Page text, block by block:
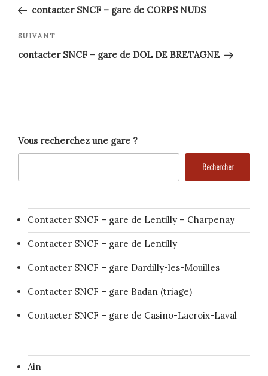
de
l’article
précédent
contacter SNCF – gare de CORPS NUDS
Article
suivant
SUIVANT
contacter SNCF – gare de DOL DE BRETAGNE
Vous recherchez une gare ?
Rechercher
Contacter SNCF – gare de Lentilly – Charpenay
Contacter SNCF – gare de Lentilly
Contacter SNCF – gare Dardilly-les-Mouilles
Contacter SNCF – gare Badan (triage)
Contacter SNCF – gare de Casino-Lacroix-Laval
Ain